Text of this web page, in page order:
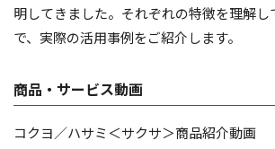
明してきました。それぞれの特徴を理解し
で、実際の活用事例をご紹介します。
商品・サービス動画
コクヨ／ハサミ＜サクサ＞商品紹介動画